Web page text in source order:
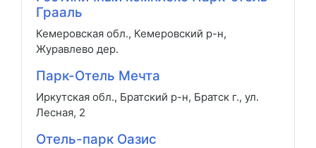
Грааль
Кемеровская обл., Кемеровский р-н,
Журавлево дер.
Парк-Отель Мечта
Иркутская обл., Братский р-н, Братск г., ул.
Лесная, 2
Отель-парк Оазис